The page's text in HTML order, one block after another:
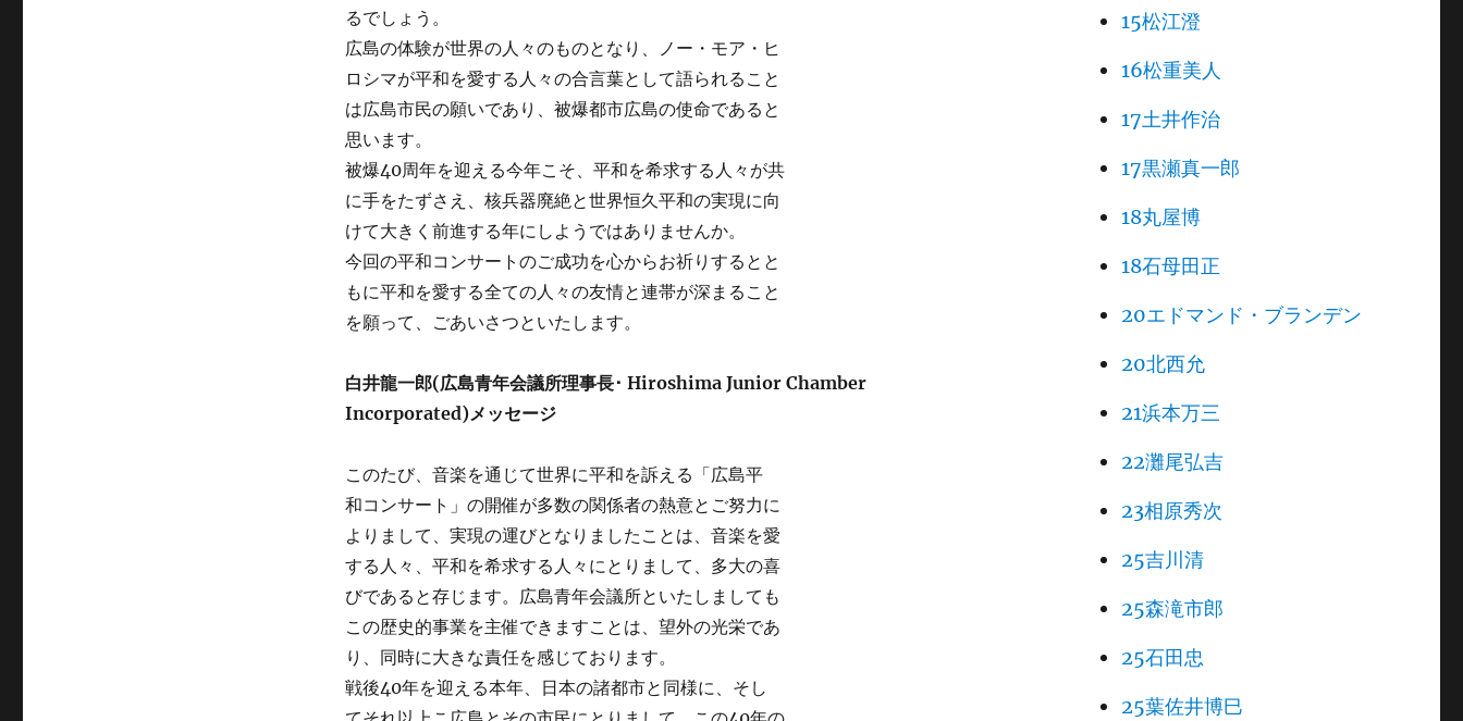
るでしょう。
広島の体験が世界の人々のものとなり、ノー・モア・ヒ
ロシマが平和を愛する人々の合言葉として語られること
は広島市民の願いであり、被爆都市広島の使命であると
思います。
被爆40周年を迎える今年こそ、平和を希求する人々が共
に手をたずさえ、核兵器廃絶と世界恒久平和の実現に向
けて大きく前進する年にしようではありませんか。
今回の平和コンサートのご成功を心からお祈りするとと
もに平和を愛する全ての人々の友情と連帯が深まること
を願って、ごあいさつといたします。
白井龍一郎(広島青年会議所理事長･ Hiroshima Junior Chamber
Incorporated)メッセージ
このたび、音楽を通じて世界に平和を訴える「広島平
和コンサート」の開催が多数の関係者の熱意とご努力に
よりまして、実現の運びとなりましたことは、音楽を愛
する人々、平和を希求する人々にとりまして、多大の喜
びであると存じます。広島青年会議所といたしましても
この歴史的事業を主催できますことは、望外の光栄であ
り、同時に大きな責任を感じております。
戦後40年を迎える本年、日本の諸都市と同様に、そし
15松江澄
16松重美人
17土井作治
17黒瀬真一郎
18丸屋博
18石母田正
20エドマンド・ブランデン
20北西允
21浜本万三
22灘尾弘吉
23相原秀次
25吉川清
25森滝市郎
25石田忠
25葉佐井博巳